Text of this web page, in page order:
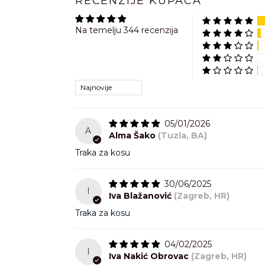
Upiti za
Broj
Na temelju 344 recenzija
Sort by
A
05/01/2026
Alma Šako (Tuzla, BA)
Traka za kosu
I
30/06/2025
Iva Blažanović (Zagreb, HR)
Traka za kosu
I
04/02/2025
Iva Nakić Obrovac (Zagreb, HR)